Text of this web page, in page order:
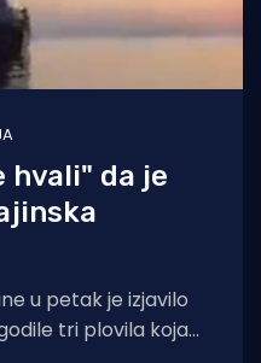
hvali" da je
u petak je izjavilo
tri plovila koja